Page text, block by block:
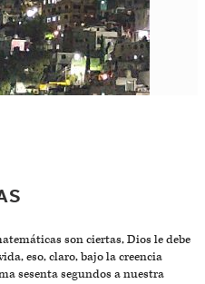
son ciertas, Dios le debe
eso, claro, bajo la creencia
sesenta segundos a nuestra